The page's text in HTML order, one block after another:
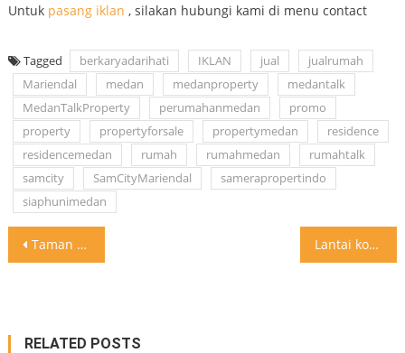
Untuk pasang iklan , silakan hubungi kami di menu contact
Tagged berkaryadarihati IKLAN jual
jualrumah
Mariendal
medan medanproperty
medantalk
MedanTalkProperty
perumahanmedan
promo
property
propertyforsale propertymedan
residence
residencemedan
rumah rumahmedan
rumahtalk
samcity
SamCityMariendal
samerapropertindo
siaphunimedan
Post
Taman transformasi ke kolam renang . #inspirasi #design #swimmingpool #kolamrenang Lantai kombinasi kayu dan keramik yang unik
RELATED POSTS